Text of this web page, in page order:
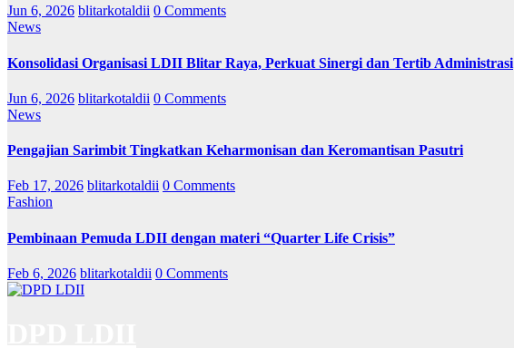
Jun 6, 2026 blitarkotaldii 0 Comments
News
Konsolidasi Organisasi LDII Blitar Raya, Perkuat Sinergi dan Tertib Administrasi
Jun 6, 2026 blitarkotaldii 0 Comments
News
Pengajian Sarimbit Tingkatkan Keharmonisan dan Keromantisan Pasutri
Feb 17, 2026 blitarkotaldii 0 Comments
Fashion
Pembinaan Pemuda LDII dengan materi “Quarter Life Crisis”
Feb 6, 2026 blitarkotaldii 0 Comments